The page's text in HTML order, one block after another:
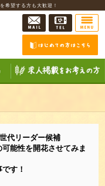
希望する方も大歓迎！
代リーダー候補
能性を開花させてみま
す！